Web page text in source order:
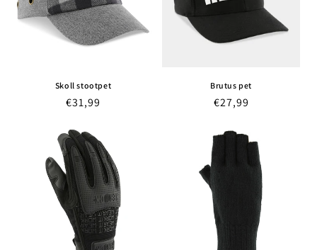
Skoll stootpet
Normale
€31,99
Brutus pet
Normale
€27,99